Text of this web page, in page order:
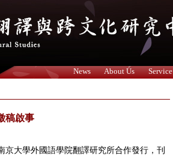
News About Us Service
稿啟事
大學外國語學院翻譯研究所合作發行，刊